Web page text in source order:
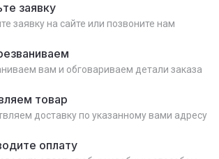
заявку
заявку на сайте или позвоните нам
вам и обговариваем детали заказа
товар
доставку по указанному вами адресу
оплату